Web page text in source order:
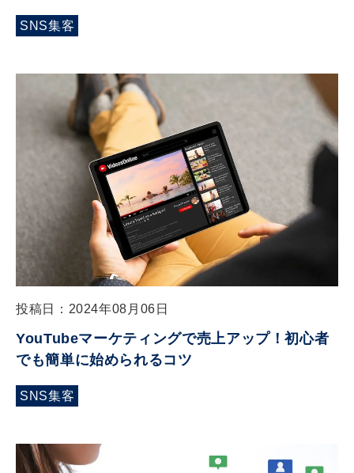
SNS集客
投稿日：2024年08月06日
YouTubeマーケティングで売上アップ！初心者
でも簡単に始められるコツ
SNS集客